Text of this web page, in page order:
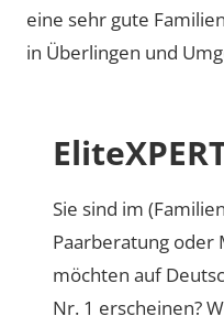
eine sehr gute
in Überlingen und
Sie sind im
Paarberatung oder
möchten auf
Nr. 1 erscheinen?